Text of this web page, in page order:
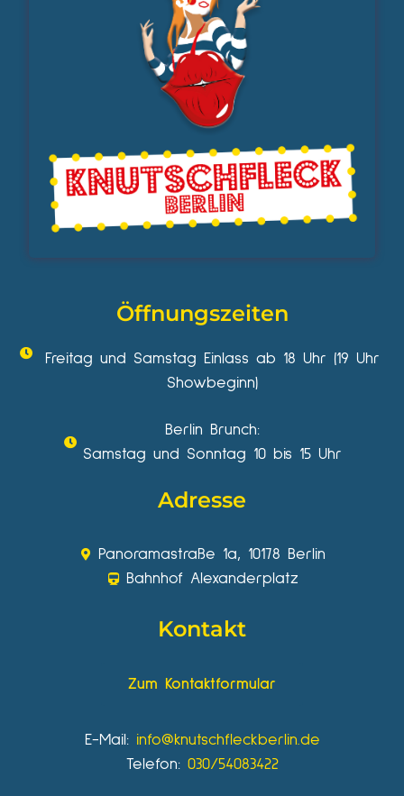
Öffnungszeiten
Freitag und Samstag Einlass ab 18 Uhr (19 Uhr
Showbeginn)
Berlin Brunch:
Samstag und Sonntag 10 bis 15 Uhr
Adresse
Panoramastraße 1a, 10178 Berlin
Bahnhof Alexanderplatz
Kontakt
Zum Kontaktformular
E-Mail: info@knutschfleckberlin.de
Telefon: 030/54083422